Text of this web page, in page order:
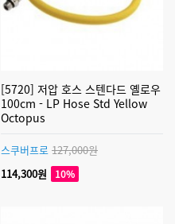
[5720] 저압 호스 스텐다드 옐로우
100cm - LP Hose Std Yellow
Octopus
스쿠버프로 127,000원
114,300원
10%